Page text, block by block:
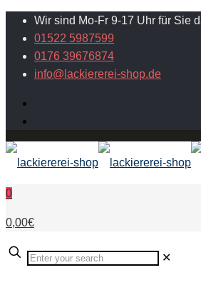
Wir sind Mo-Fr 9-17 Uhr für Sie
01522 5987599
0176 39676874
info@lackiererei-shop.de
0
0,00€
✕